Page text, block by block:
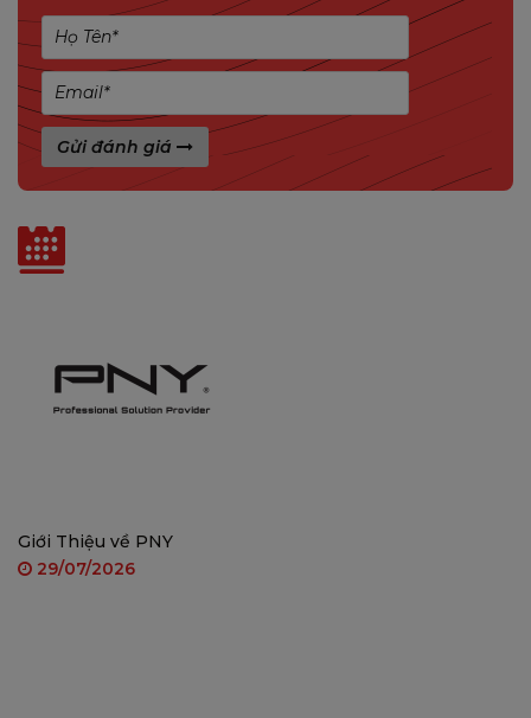
Gửi đánh giá
Giới Thiệu về PNY
29/07/2026